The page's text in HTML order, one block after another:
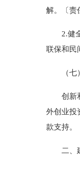
解。〔责
2.健全
联保和民
（七）
创新和
外创业投
款支持。
二、建